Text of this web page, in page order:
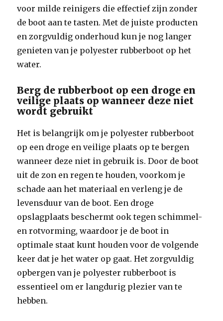
voor milde reinigers die effectief zijn zonder
de boot aan te tasten. Met de juiste producten
en zorgvuldig onderhoud kun je nog langer
genieten van je polyester rubberboot op het
water.
Berg de rubberboot op een droge en
veilige plaats op wanneer deze niet
wordt gebruikt
Het is belangrijk om je polyester rubberboot
op een droge en veilige plaats op te bergen
wanneer deze niet in gebruik is. Door de boot
uit de zon en regen te houden, voorkom je
schade aan het materiaal en verleng je de
levensduur van de boot. Een droge
opslagplaats beschermt ook tegen schimmel-
en rotvorming, waardoor je de boot in
optimale staat kunt houden voor de volgende
keer dat je het water op gaat. Het zorgvuldig
opbergen van je polyester rubberboot is
essentieel om er langdurig plezier van te
hebben.